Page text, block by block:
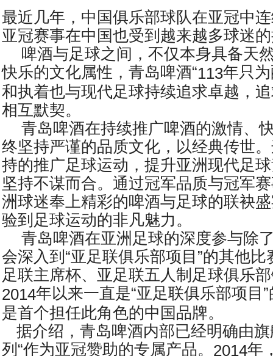
最近几年，中国俱乐部球队在亚冠中
亚冠赛事在中国也受到越来越多球迷
啤酒与足球之间，不仅本身具备天
快乐的文化属性，青岛啤酒“113年只
和执着也与现代足球持续追求卓越，
相互默契。
青岛啤酒在持续推广啤酒的激情、
终坚持严谨的品质文化，以经典传世
持的推广足球运动，提升亚洲现代足
坚持不谋而合。通过冠军品质与冠军
洲球迷奉上精彩的啤酒与足球的联袂
验到足球运动的非凡魅力。
青岛啤酒在亚洲足球的深度参与除
会深入到“亚足联俱乐部项目”的其他
足联主席杯、亚足联五人制足球俱乐
2014年以来一直是“亚足联俱乐部项目
是首个担任此角色的中国品牌。
据介绍，青岛啤酒内部已经明确由
列“作为亚冠赞助的专属产品。 2014年